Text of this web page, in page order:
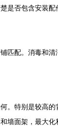
是否包含安装配
匹配。消毒和清
。特别是较高
墙面架，最大